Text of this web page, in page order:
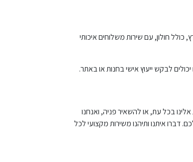
חולון, עם שירות משלוחים איכותי
לבקש ייעוץ אישי בחנות או באתר.
בכל עת, או להשאיר פניה, ואנחנו
איתנו ותיהנו משירות מקצועי לכל